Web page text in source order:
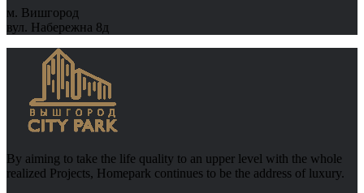
м. Вишгород
вул. Набережна 8д
By aiming to take the life quality to an upper level with the whole
realized Projects, Homepark continues to be the address of luxury.